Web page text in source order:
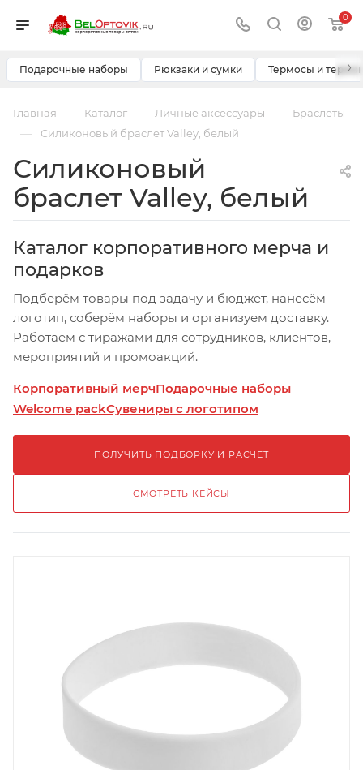
0
Подарочные наборы Рюкзаки и сумки Термосы и ›
Главная — Каталог — Личные аксессуары — Браслеты
— Силиконовый браслет Valley, белый
Силиконовый
браслет Valley, белый
Каталог корпоративного мерча и
подарков
Подберём товары под задачу и бюджет, нанесём
логотип, соберём наборы и организуем доставку.
Работаем с тиражами для сотрудников, клиентов,
мероприятий и промоакций.
Корпоративный мерчПодарочные наборы
Welcome packСувениры с логотипом
ПОЛУЧИТЬ ПОДБОРКУ И РАСЧЁТ
СМОТРЕТЬ КЕЙСЫ